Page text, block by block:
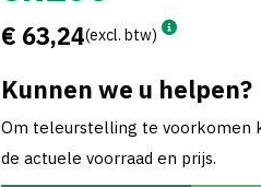
€ 63,24(excl. btw)
Kunnen we u helpen?
Om teleurstelling te voorkomen
de actuele voorraad en prijs.